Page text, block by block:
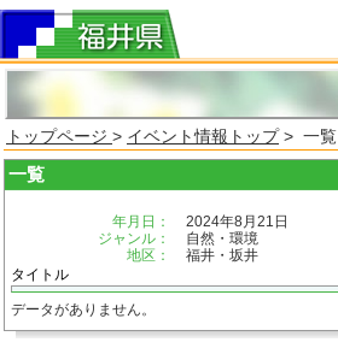
トップページ > イベント情報トップ> 一覧
一覧
年月日：
2024年8月21日
ジャンル：
自然・環境
地区：
福井・坂井
タイトル
データがありません。